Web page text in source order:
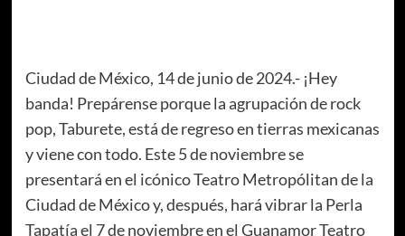
Ciudad de México, 14 de junio de 2024.- ¡Hey
banda! Prepárense porque la agrupación de rock
pop, Taburete, está de regreso en tierras mexicanas
y viene con todo. Este 5 de noviembre se
presentará en el icónico Teatro Metropólitan de la
Ciudad de México y, después, hará vibrar la Perla
Tapatía el 7 de noviembre en el Guanamor Teatro